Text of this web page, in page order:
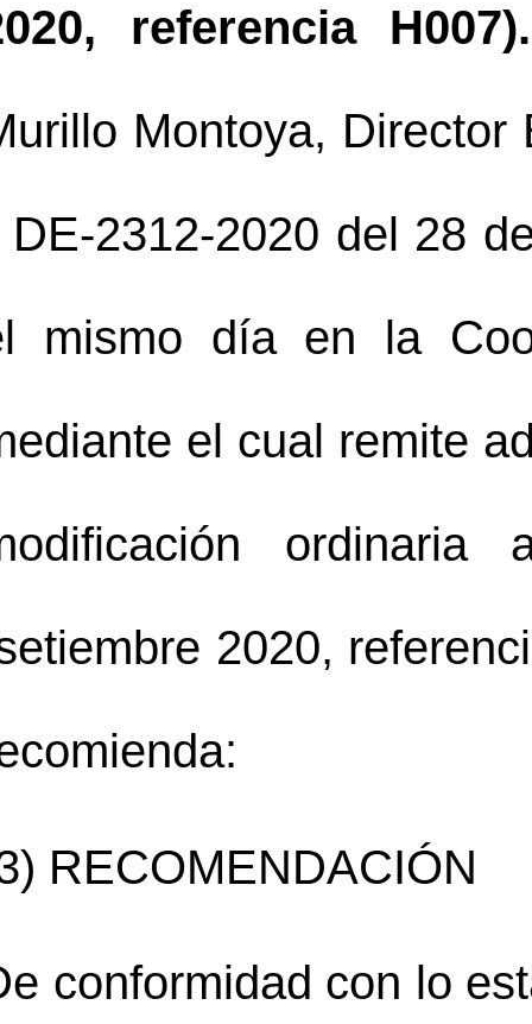
referencia H007).
Montoya,
DE-2312-2020 del 28
mismo día en la
el cual remite
ordinaria
2020,
RECOMENDACIÓN
conformidad con lo